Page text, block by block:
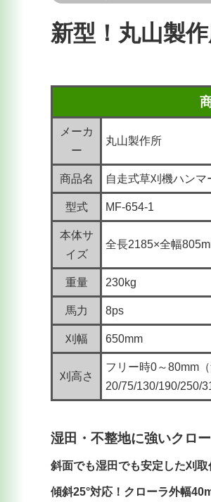
新型！丸山製
メーカ
ー
丸山製作所
商品名 自走式草刈機ハンマ
型式 MF-654-1
本体サ
イズ
全長2185×全幅
重量 230kg
馬力 8ps
刈幅 650mm
刈高さ
フリー時0～80mm
20/75/130/190/250/
湿田・不整地に強いクロ
斜面でも湿田でも安定した刈取
傾斜25°対応！クローラ外幅